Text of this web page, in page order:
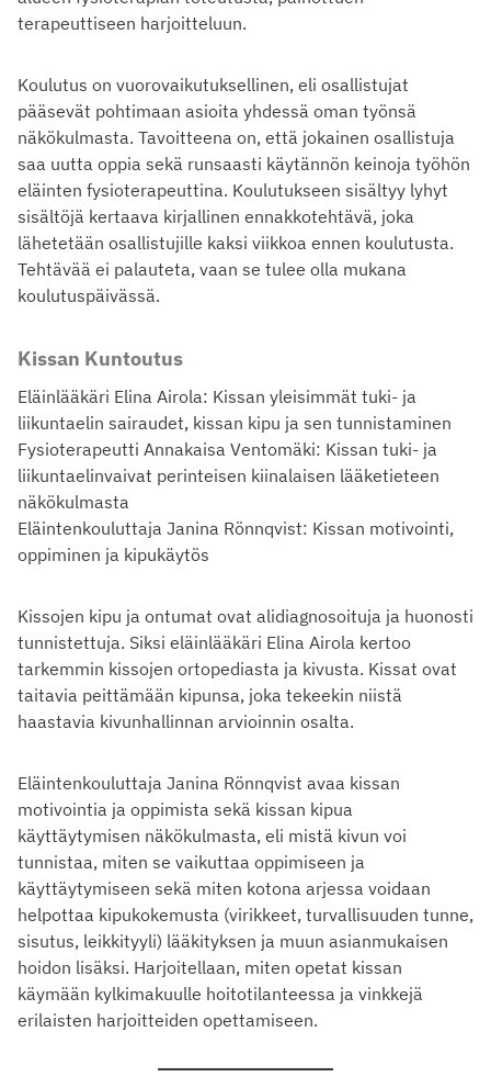
terapeuttiseen harjoitteluun.
Koulutus on vuorovaikutuksellinen, eli osallistujat
pääsevät pohtimaan asioita yhdessä oman työnsä
näkökulmasta. Tavoitteena on, että jokainen osallistuja
saa uutta oppia sekä runsaasti käytännön keinoja työhön
eläinten fysioterapeuttina. Koulutukseen sisältyy lyhyt
sisältöjä kertaava kirjallinen ennakkotehtävä, joka
lähetetään osallistujille kaksi viikkoa ennen koulutusta.
Tehtävää ei palauteta, vaan se tulee olla mukana
koulutuspäivässä.
Kissan Kuntoutus
Eläinlääkäri Elina Airola: Kissan yleisimmät tuki- ja
liikuntaelin sairaudet, kissan kipu ja sen tunnistaminen
Fysioterapeutti Annakaisa Ventomäki: Kissan tuki- ja
liikuntaelinvaivat perinteisen kiinalaisen lääketieteen
näkökulmasta
Eläintenkouluttaja Janina Rönnqvist: Kissan motivointi,
oppiminen ja kipukäytös
Kissojen kipu ja ontumat ovat alidiagnosoituja ja huonosti
tunnistettuja. Siksi eläinlääkäri Elina Airola kertoo
tarkemmin kissojen ortopediasta ja kivusta. Kissat ovat
taitavia peittämään kipunsa, joka tekeekin niistä
haastavia kivunhallinnan arvioinnin osalta.
Eläintenkouluttaja Janina Rönnqvist avaa kissan
motivointia ja oppimista sekä kissan kipua
käyttäytymisen näkökulmasta, eli mistä kivun voi
tunnistaa, miten se vaikuttaa oppimiseen ja
käyttäytymiseen sekä miten kotona arjessa voidaan
helpottaa kipukokemusta (virikkeet, turvallisuuden tunne,
sisutus, leikkityyli) lääkityksen ja muun asianmukaisen
hoidon lisäksi. Harjoitellaan, miten opetat kissan
käymään kylkimakuulle hoitotilanteessa ja vinkkejä
erilaisten harjoitteiden opettamiseen.